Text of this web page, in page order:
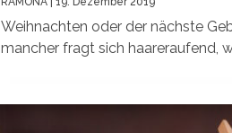
Weihnachten oder der nächste
mancher fragt sich haareraufend,